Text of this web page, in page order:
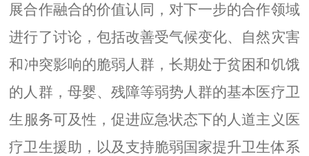
展合作融合的价值认同 ，对下一步的合作领域
进行了讨论，包括改善受气候变化、自然灾害
和冲突影响的脆弱人群 ，长期处于贫困和饥饿
的人群，母婴、残障等弱势人群的基本医疗卫
生 服务可及性 ， 促进应急状态下的人道主义医
疗卫生援助，以及支持脆弱国家提升卫生体系